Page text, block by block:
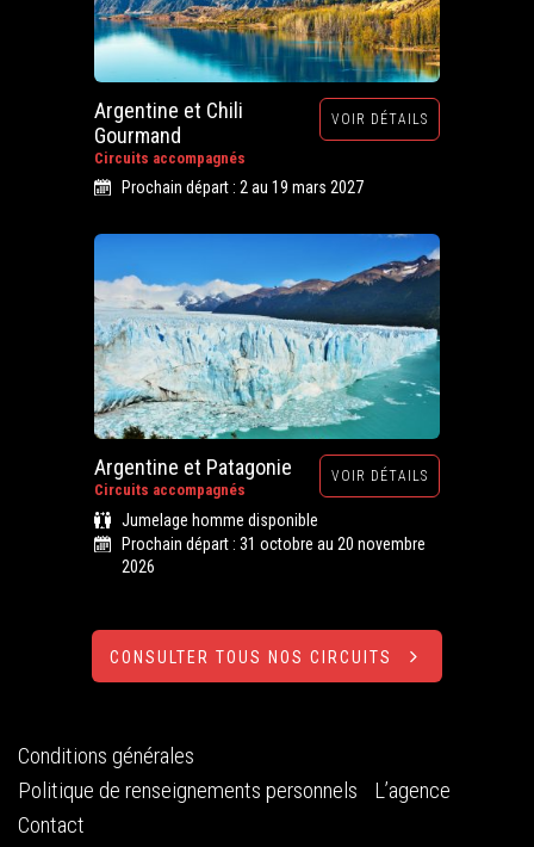
Argentine et Chili
Gourmand
Circuits accompagnés
VOIR DÉTAILS
Prochain départ : 2 au 19 mars 2027
Argentine et Patagonie
Circuits accompagnés
VOIR DÉTAILS
Jumelage homme disponible
Prochain départ : 31 octobre au 20 novembre
2026
CONSULTER TOUS NOS CIRCUITS
Conditions générales
Politique de renseignements personnels
L’agence
Contact